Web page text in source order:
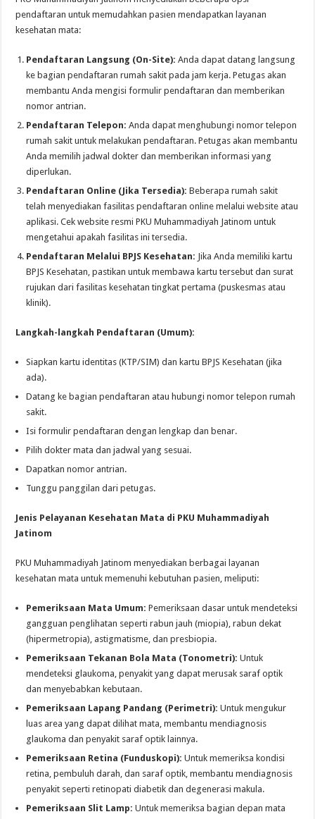
pendaftaran untuk memudahkan pasien mendapatkan layanan
kesehatan mata:
Pendaftaran Langsung (On-Site): Anda dapat datang langsung
ke bagian pendaftaran rumah sakit pada jam kerja. Petugas akan
membantu Anda mengisi formulir pendaftaran dan memberikan
nomor antrian.
Pendaftaran Telepon: Anda dapat menghubungi nomor telepon
rumah sakit untuk melakukan pendaftaran. Petugas akan membantu
Anda memilih jadwal dokter dan memberikan informasi yang
diperlukan.
Pendaftaran Online (Jika Tersedia): Beberapa rumah sakit
telah menyediakan fasilitas pendaftaran online melalui website atau
aplikasi. Cek website resmi PKU Muhammadiyah Jatinom untuk
mengetahui apakah fasilitas ini tersedia.
Pendaftaran Melalui BPJS Kesehatan: Jika Anda memiliki kartu
BPJS Kesehatan, pastikan untuk membawa kartu tersebut dan surat
rujukan dari fasilitas kesehatan tingkat pertama (puskesmas atau
klinik).
Langkah-langkah Pendaftaran (Umum):
Siapkan kartu identitas (KTP/SIM) dan kartu BPJS Kesehatan (jika
ada).
Datang ke bagian pendaftaran atau hubungi nomor telepon rumah
sakit.
Isi formulir pendaftaran dengan lengkap dan benar.
Pilih dokter mata dan jadwal yang sesuai.
Dapatkan nomor antrian.
Tunggu panggilan dari petugas.
Jenis Pelayanan Kesehatan Mata di PKU Muhammadiyah
Jatinom
PKU Muhammadiyah Jatinom menyediakan berbagai layanan
kesehatan mata untuk memenuhi kebutuhan pasien, meliputi:
Pemeriksaan Mata Umum: Pemeriksaan dasar untuk mendeteksi
gangguan penglihatan seperti rabun jauh (miopia), rabun dekat
(hipermetropia), astigmatisme, dan presbiopia.
Pemeriksaan Tekanan Bola Mata (Tonometri): Untuk
mendeteksi glaukoma, penyakit yang dapat merusak saraf optik
dan menyebabkan kebutaan.
Pemeriksaan Lapang Pandang (Perimetri): Untuk mengukur
luas area yang dapat dilihat mata, membantu mendiagnosis
glaukoma dan penyakit saraf optik lainnya.
Pemeriksaan Retina (Funduskopi): Untuk memeriksa kondisi
retina, pembuluh darah, dan saraf optik, membantu mendiagnosis
penyakit seperti retinopati diabetik dan degenerasi makula.
Pemeriksaan Slit Lamp: Untuk memeriksa bagian depan mata